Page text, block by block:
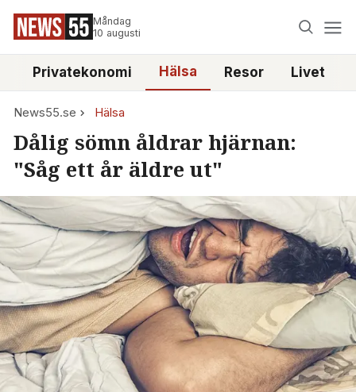
Måndag
10 augusti
Privatekonomi Hälsa Resor Livet
News55.se Hälsa
Dålig sömn åldrar hjärnan:
"Såg ett år äldre ut"